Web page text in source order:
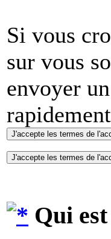
Si vous
sur vous
envoyer
Qui